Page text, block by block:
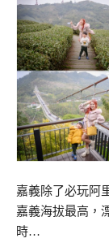
嘉義除了必玩阿
嘉義海拔最高，
時…